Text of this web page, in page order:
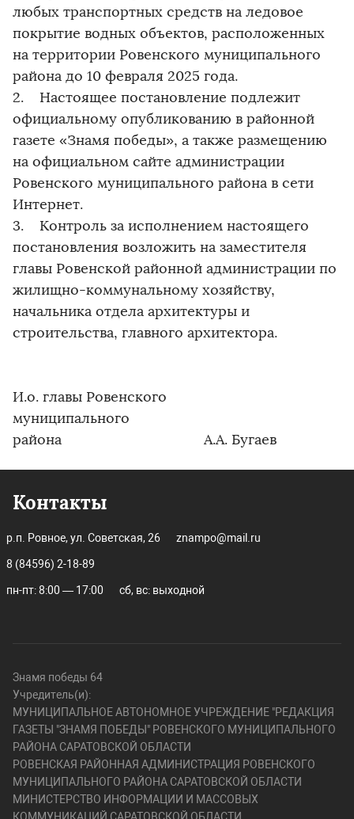
любых транспортных средств на ледовое
покрытие водных объектов, расположенных
на территории Ровенского муниципального
района до 10 февраля 2025 года.
2. Настоящее постановление подлежит
официальному опубликованию в районной
газете «Знамя победы», а также размещению
на официальном сайте администрации
Ровенского муниципального района в сети
Интернет.
3. Контроль за исполнением настоящего
постановления возложить на заместителя
главы Ровенской районной администрации по
жилищно-коммунальному хозяйству,
начальника отдела архитектуры и
строительства, главного архитектора.
И.о. главы Ровенского
муниципального
района А.А. Бугаев
Контакты
р.п. Ровное, ул. Советская, 26 znampo@mail.ru
8 (84596) 2-18-89
пн-пт: 8:00 — 17:00 сб, вс: выходной
Знамя победы 64
Учредитель(и):
МУНИЦИПАЛЬНОЕ АВТОНОМНОЕ УЧРЕЖДЕНИЕ "РЕДАКЦИЯ
ГАЗЕТЫ "ЗНАМЯ ПОБЕДЫ" РОВЕНСКОГО МУНИЦИПАЛЬНОГО
РАЙОНА САРАТОВСКОЙ ОБЛАСТИ
РОВЕНСКАЯ РАЙОННАЯ АДМИНИСТРАЦИЯ РОВЕНСКОГО
МУНИЦИПАЛЬНОГО РАЙОНА САРАТОВСКОЙ ОБЛАСТИ
МИНИСТЕРСТВО ИНФОРМАЦИИ И МАССОВЫХ